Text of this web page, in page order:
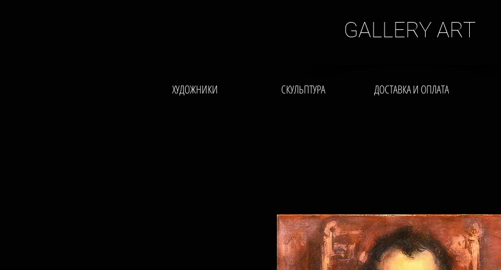
GALLERY ART
ДОСТАВКА И ОПЛАТА
СКУЛЬПТУРА
ХУДОЖНИКИ